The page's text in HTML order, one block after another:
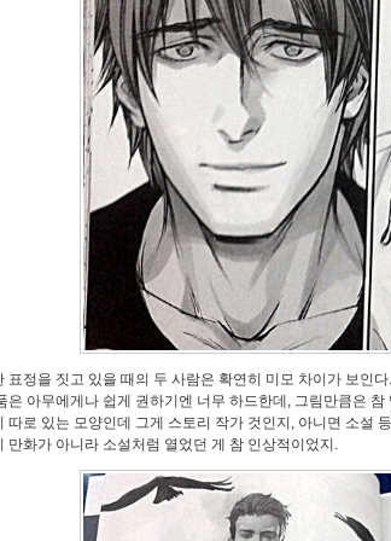
표정을 짓고 있을 때의 두 사람은 확연히 미모 차이가 보인다.
은 아무에게나 쉽게 권하기엔 너무 하드한데, 그림만큼은 참
따로 있는 모양인데 그게 스토리 작가 것인지, 아니면 소설
만화가 아니라 소설처럼 열었던 게 참 인상적이었지.